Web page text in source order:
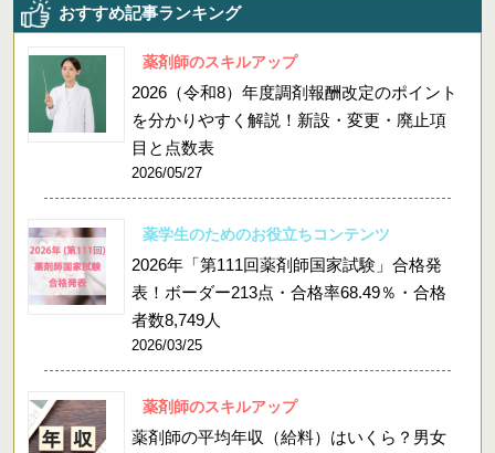
おすすめ記事ランキング
薬剤師のスキルアップ
2026（令和8）年度調剤報酬改定のポイント
を分かりやすく解説！新設・変更・廃止項
目と点数表
2026/05/27
薬学生のためのお役立ちコンテンツ
2026年「第111回薬剤師国家試験」合格発
表！ボーダー213点・合格率68.49％・合格
者数8,749人
2026/03/25
薬剤師のスキルアップ
薬剤師の平均年収（給料）はいくら？男女